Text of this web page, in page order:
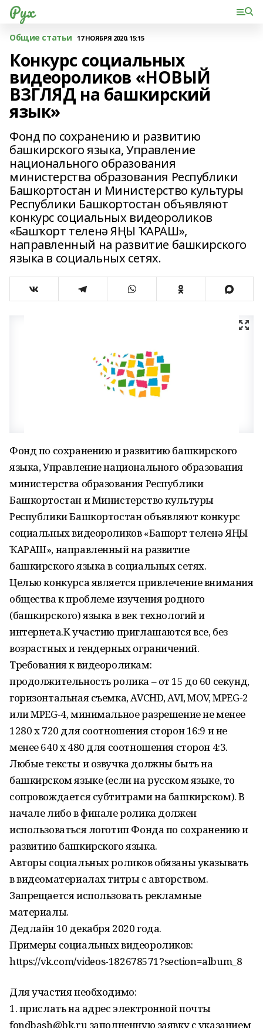
Рух
Общие статьи 17 НОЯБРЯ 2020, 15:15
Конкурс социальных
видеороликов «НОВЫЙ
ВЗГЛЯД на башкирский
язык»
Фонд по сохранению и развитию
башкирского языка, Управление
национального образования
министерства образования Республики
Башкортостан и Министерство культуры
Республики Башкортостан объявляют
конкурс социальных видеороликов
«Башҡорт теленә ЯҢЫ ҠАРАШ»,
направленный на развитие башкирского
языка в социальных сетях.
Фонд по сохранению и развитию башкирского
языка, Управление национального образования
министерства образования Республики
Башкортостан и Министерство культуры
Республики Башкортостан объявляют конкурс
социальных видеороликов «Башҡорт теленә ЯҢЫ
ҠАРАШ», направленный на развитие
башкирского языка в социальных сетях.
Целью конкурса является привлечение внимания
общества к проблеме изучения родного
(башкирского) языка в век технологий и
интернета.К участию приглашаются все, без
возрастных и гендерных ограничений.
Требования к видеороликам:
продолжительность ролика – от 15 до 60 секунд,
горизонтальная съемка, AVCHD, AVI, MOV, MPEG-2
или MPEG-4, минимальное разрешение не менее
1280 x 720 для соотношения сторон 16:9 и не
менее 640 x 480 для соотношения сторон 4:3.
Любые тексты и озвучка должны быть на
башкирском языке (если на русском языке, то
сопровождается субтитрами на башкирском). В
начале либо в финале ролика должен
использоваться логотип Фонда по сохранению и
развитию башкирского языка.
Авторы социальных роликов обязаны указывать
в видеоматериалах титры с авторством.
Запрещается использовать рекламные
материалы.
Дедлайн 10 декабря 2020 года.
Примеры социальных видеороликов:
https://vk.com/videos-182678571?section=album_8
Для участия необходимо:
1. прислать на адрес электронной почты
fondbash@bk.ru заполненную заявку с указанием